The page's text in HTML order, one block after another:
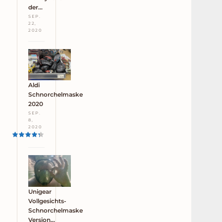
der…
SEP.
22,
2020
Aldi
Schnorchelmaske
2020
SEP.
8,
2020
Unigear
Vollgesichts-
Schnorchelmaske
Version…